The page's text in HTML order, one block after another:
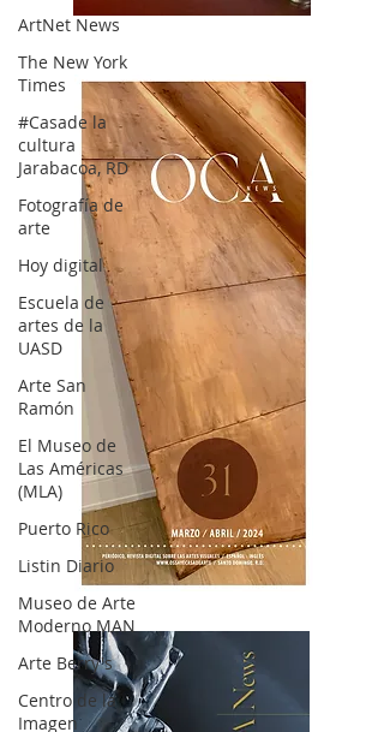
ArtNet News
The New York
Times
#Casade la
cultura
Jarabacoa, RD
Fotografía de
arte
Hoy digital
Escuela de
artes de la
UASD
Arte San
Ramón
El Museo de
Las Américas
(MLA)
Puerto Rico
Listin Diario
Museo de Arte
Moderno MAN
Arte Berry's
Centro de la
Imagen
OCA|News 32/ Mayo-Junio-Julio, 2023
OCA|News 31 / Marzo-Abril / 2024